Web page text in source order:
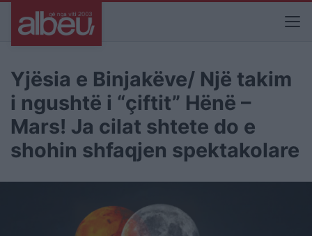
Yjësia e Binjakëve/ Një takim
i ngushtë i “çiftit” Hënë –
Mars! Ja cilat shtete do e
shohin shfaqjen spektakolare